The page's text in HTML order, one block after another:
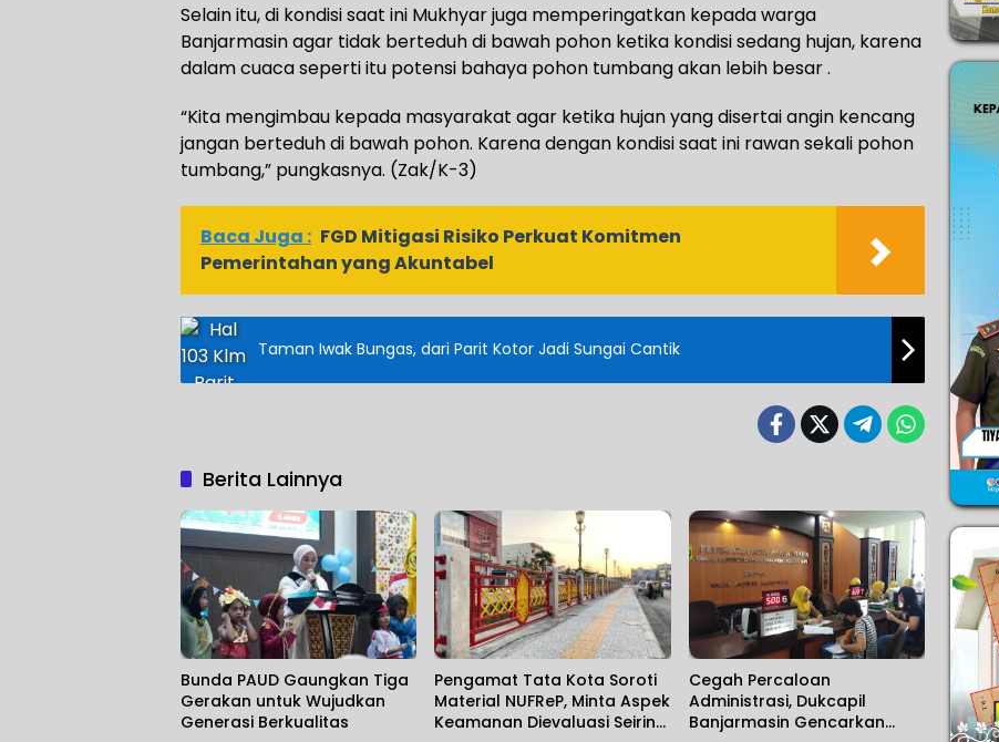
Selain itu, di kondisi saat ini Mukhyar juga memperingatkan kepada warga
Banjarmasin agar tidak berteduh di bawah pohon ketika kondisi sedang hujan, karena
dalam cuaca seperti itu potensi bahaya pohon tumbang akan lebih besar .
“Kita mengimbau kepada masyarakat agar ketika hujan yang disertai angin kencang
jangan berteduh di bawah pohon. Karena dengan kondisi saat ini rawan sekali pohon
tumbang,” pungkasnya. (Zak/K-3)
Baca Juga : FGD Mitigasi Risiko Perkuat Komitmen
Pemerintahan yang Akuntabel
Taman Iwak Bungas, dari Parit Kotor Jadi Sungai Cantik
Berita Lainnya
Bunda PAUD Gaungkan Tiga
Gerakan untuk Wujudkan
Generasi Berkualitas
Pengamat Tata Kota Soroti
Material NUFReP, Minta Aspek
Keamanan Dievaluasi Seiring
Cegah Percaloan
Administrasi, Dukcapil
Banjarmasin Gencarkan